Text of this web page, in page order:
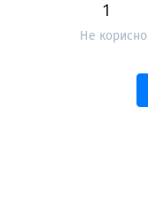
1
Не корисно